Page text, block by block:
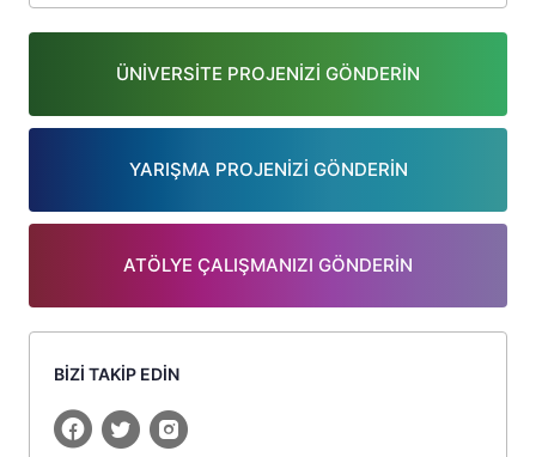
ÜNİVERSİTE PROJENİZİ GÖNDERİN
YARIŞMA PROJENİZİ GÖNDERİN
ATÖLYE ÇALIŞMANIZI GÖNDERİN
BİZİ TAKİP EDİN